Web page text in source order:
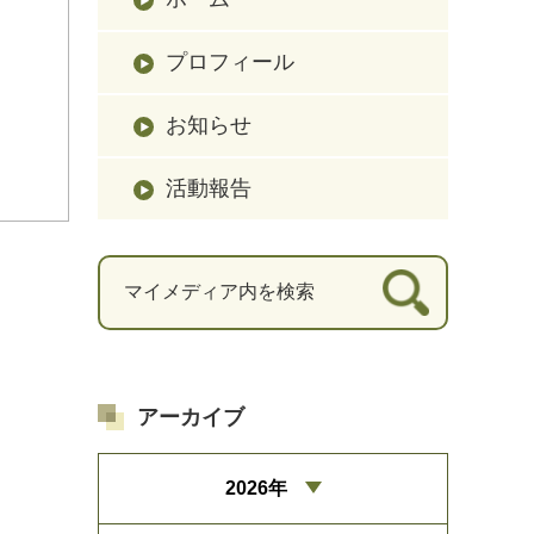
プロフィール
お知らせ
活動報告
アーカイブ
2026年